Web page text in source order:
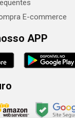
E-commerce
APP